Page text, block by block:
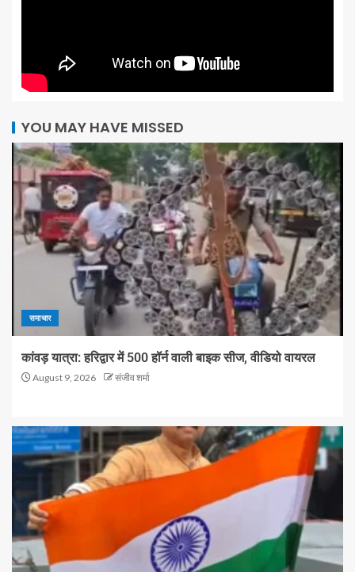
YOU MAY HAVE MISSED
समाचार
कांवड़ यात्रा: हरिद्वार में 500 हॉर्न वाली बाइक सीज, वीडियो वायरल
August 9, 2026 संजीव शर्मा